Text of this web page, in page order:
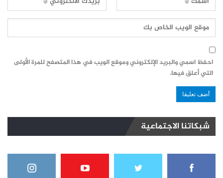
احفظ اسمي والبريد الإلكتروني وموقع الويب في هذا المتصفح للمرة الأولى
التي أعلق فيها.
شبكاتنا الاجتماعية